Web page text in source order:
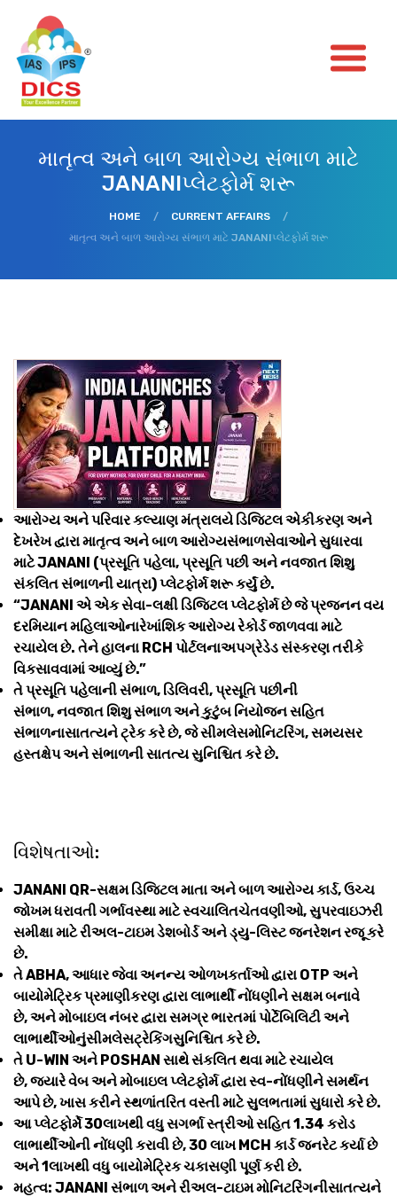
માતૃત્વ અને બાળ આરોગ્ય સંભાળ માટે
JANANIપ્લેટફોર્મ શરૂ
HOME / CURRENT AFFAIRS
/
માતૃત્વ અને બાળ આરોગ્ય સંભાળ માટે JANANIપ્લેટફોર્મ શરૂ
આરોગ્ય અને પરિવાર કલ્યાણ મંત્રાલયે ડિજિટલ એકીકરણ અને
દેખરેખ દ્વારા માતૃત્વ અને બાળ આરોગ્યસંભાળસેવાઓને સુધારવા
માટે JANANI (પ્રસૂતિ પહેલા, પ્રસૂતિ પછી અને નવજાત શિશુ
સંકલિત સંભાળની યાત્રા) પ્લેટફોર્મ શરૂ કર્યું છે.
“JANANI એ એક સેવા-લક્ષી ડિજિટલ પ્લેટફોર્મ છે જે પ્રજનન વય
દરમિયાન મહિલાઓનારેખાંશિક આરોગ્ય રેકોર્ડ જાળવવા માટે
રચાયેલ છે. તેને હાલના RCH પોર્ટલનાઅપગ્રેડેડ સંસ્કરણ તરીકે
વિકસાવવામાં આવ્યું છે.”
તે પ્રસૂતિ પહેલાની સંભાળ, ડિલિવરી, પ્રસૂતિ પછીની
સંભાળ, નવજાત શિશુ સંભાળ અને કુટુંબ નિયોજન સહિત
સંભાળનાસાતત્યને ટ્રેક કરે છે, જે સીમલેસમોનિટરિંગ, સમયસર
હસ્તક્ષેપ અને સંભાળની સાતત્ય સુનિશ્ચિત કરે છે.
વિશેષતાઓ:
JANANI QR-સક્ષમ ડિજિટલ માતા અને બાળ આરોગ્ય કાર્ડ, ઉચ્ચ
જોખમ ધરાવતી ગર્ભાવસ્થા માટે સ્વચાલિતચેતવણીઓ, સુપરવાઇઝરી
સમીક્ષા માટે રીઅલ-ટાઇમ ડેશબોર્ડ અને ડ્યુ-લિસ્ટ જનરેશન રજૂ કરે
છે.
તે ABHA, આધાર જેવા અનન્ય ઓળખકર્તાઓ દ્વારા OTP અને
બાયોમેટ્રિક પ્રમાણીકરણ દ્વારા લાભાર્થી નોંધણીને સક્ષમ બનાવે
છે, અને મોબાઇલ નંબર દ્વારા સમગ્ર ભારતમાં પોર્ટેબિલિટી અને
લાભાર્થીઓનુંસીમલેસટ્રેકિંગસુનિશ્ચિત કરે છે.
તે U-WIN અને POSHAN સાથે સંકલિત થવા માટે રચાયેલ
છે, જ્યારે વેબ અને મોબાઇલ પ્લેટફોર્મ દ્વારા સ્વ-નોંધણીને સમર્થન
આપે છે, ખાસ કરીને સ્થળાંતરિત વસ્તી માટે સુલભતામાં સુધારો કરે છે.
આ પ્લેટફોર્મે 30લાખથી વધુ સગર્ભા સ્ત્રીઓ સહિત 1.34 કરોડ
લાભાર્થીઓની નોંધણી કરાવી છે, 30 લાખ MCH કાર્ડ જનરેટ કર્યા છે
અને 1લાખથી વધુ બાયોમેટ્રિક ચકાસણી પૂર્ણ કરી છે.
મહત્વ: JANANI સંભાળ અને રીઅલ-ટાઇમ મોનિટરિંગનીસાતત્યને